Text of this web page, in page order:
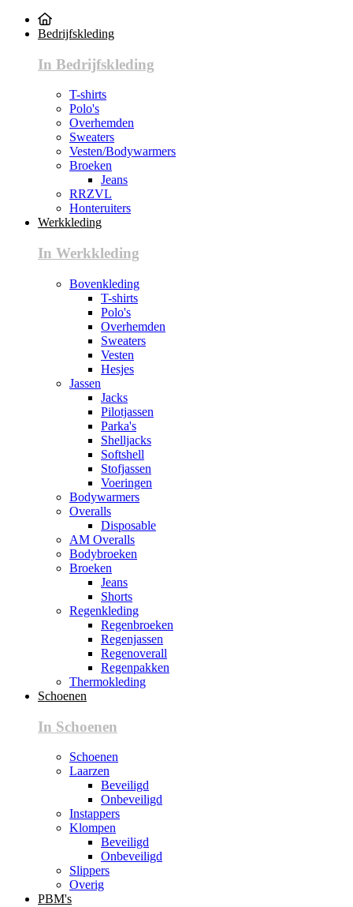
Bedrijfskleding
In Bedrijfskleding
T-shirts
Polo's
Overhemden
Sweaters
Vesten/Bodywarmers
Broeken
Jeans
RRZVL
Honteruiters
Werkkleding
In Werkkleding
Bovenkleding
T-shirts
Polo's
Overhemden
Sweaters
Vesten
Hesjes
Jassen
Jacks
Pilotjassen
Parka's
Shelljacks
Softshell
Stofjassen
Voeringen
Bodywarmers
Overalls
Disposable
AM Overalls
Bodybroeken
Broeken
Jeans
Shorts
Regenkleding
Regenbroeken
Regenjassen
Regenoverall
Regenpakken
Thermokleding
Schoenen
In Schoenen
Schoenen
Laarzen
Beveiligd
Onbeveiligd
Instappers
Klompen
Beveiligd
Onbeveiligd
Slippers
Overig
PBM's